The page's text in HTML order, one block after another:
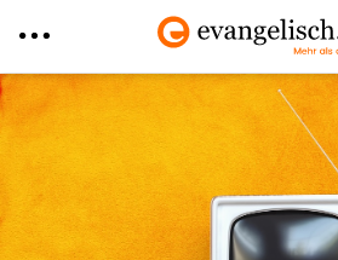
Direkt
zum
Inhalt